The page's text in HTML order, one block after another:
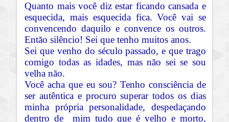
Quanto mais você diz estar ficando cansada e
esquecida, mais esquecida fica. Você vai se
convencendo daquilo e convence os outros.
Então silêncio! Sei que tenho muitos anos.
Sei que venho do século passado, e que trago
comigo todas as idades, mas não sei se sou
velha não.
Você acha que eu sou? Tenho consciência de
ser autêntica e procuro superar todos os dias
minha própria personalidade, despedaçando
dentro de mim tudo que é velho e morto,